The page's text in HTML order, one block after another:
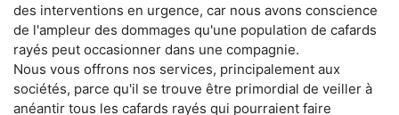
des interventions en urgence, car nous avons conscience
de l'ampleur des dommages qu'une population de cafards
rayés peut occasionner dans une compagnie.
Nous vous offrons nos services, principalement aux
sociétés, parce qu'il se trouve être primordial de veiller à
anéantir tous les cafards rayés qui pourraient faire